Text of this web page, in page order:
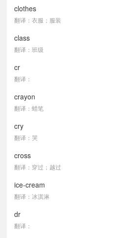
clothes
翻译：衣服；服装
class
翻译：班级
cr
翻译：
crayon
翻译：蜡笔
cry
翻译：哭
cross
翻译：穿过；越过
ice-cream
翻译：冰淇淋
dr
翻译：